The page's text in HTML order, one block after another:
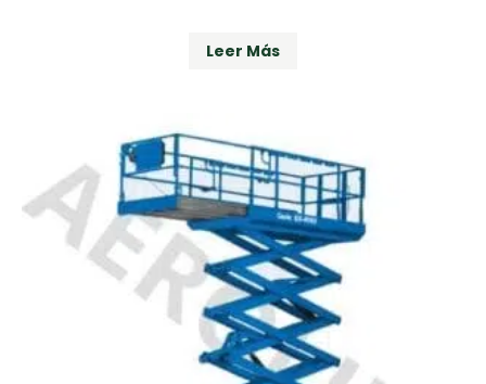
Leer Más